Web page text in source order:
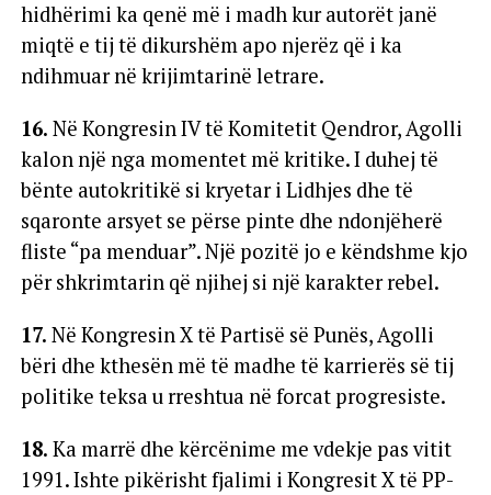
hidhërimi ka qenë më i madh kur autorët janë
miqtë e tij të dikurshëm apo njerëz që i ka
ndihmuar në krijimtarinë letrare.
16. Në Kongresin IV të Komitetit Qendror, Agolli
kalon një nga momentet më kritike. I duhej të
bënte autokritikë si kryetar i Lidhjes dhe të
sqaronte arsyet se përse pinte dhe ndonjëherë
fliste “pa menduar”. Një pozitë jo e këndshme kjo
për shkrimtarin që njihej si një karakter rebel.
17. Në Kongresin X të Partisë së Punës, Agolli
bëri dhe kthesën më të madhe të karrierës së tij
politike teksa u rreshtua në forcat progresiste.
18. Ka marrë dhe kërcënime me vdekje pas vitit
1991. Ishte pikërisht fjalimi i Kongresit X të PP-